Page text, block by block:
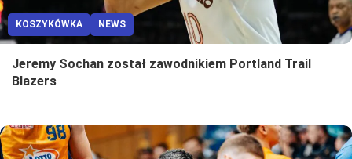
KOSZYKÓWKA NEWS
Jeremy Sochan został zawodnikiem Portland Trail
Blazers